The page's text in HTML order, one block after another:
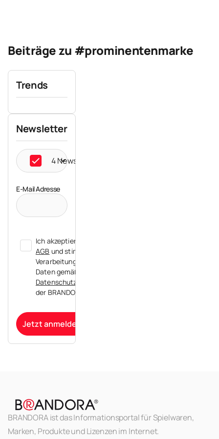
Beiträge zu #prominentenmarke
Trends
Newsletter
4 Newsletter ausgewählt
E-Mail Adresse
Ich akzeptiere die
AGB und stimme der
Verarbeitung meiner
Daten gemäß der
Datenschutzerklärung
der BRANDORA zu.
Jetzt anmelden
BRANDORA ist das Informationsportal für Spielwaren,
Marken, Produkte und Lizenzen im Internet.